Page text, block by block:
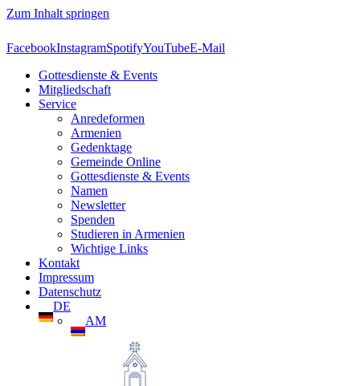
Zum Inhalt springen
FacebookInstagramSpotifyYouTubeE-Mail
Gottesdienste & Events
Mitgliedschaft
Service
Anredeformen
Armenien
Gedenktage
Gemeinde Online
Gottesdienste & Events
Namen
Newsletter
Spenden
Studieren in Armenien
Wichtige Links
Kontakt
Impressum
Datenschutz
DE
AM